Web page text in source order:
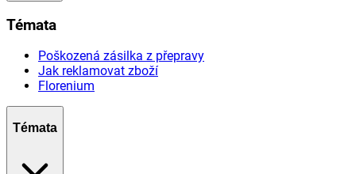
Témata
Poškozená zásilka z přepravy
Jak reklamovat zboží
Florenium
Témata